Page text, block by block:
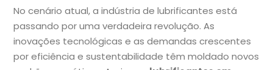
No cenário atual, a indústria de lubrificantes está
passando por uma verdadeira revolução. As
inovações tecnológicas e as demandas crescentes
por eficiência e sustentabilidade têm moldado novos